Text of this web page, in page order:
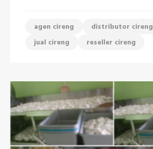
agen cireng
distributor cireng
jual cireng
reseller cireng